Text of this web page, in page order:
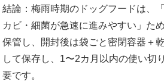
結論：梅雨時期のドッグフードは、
カビ・細菌が急速に進みやすい」た
保管し、開封後は袋ごと密閉容器＋
して保存し、1〜2カ月以内の使い切
要です。